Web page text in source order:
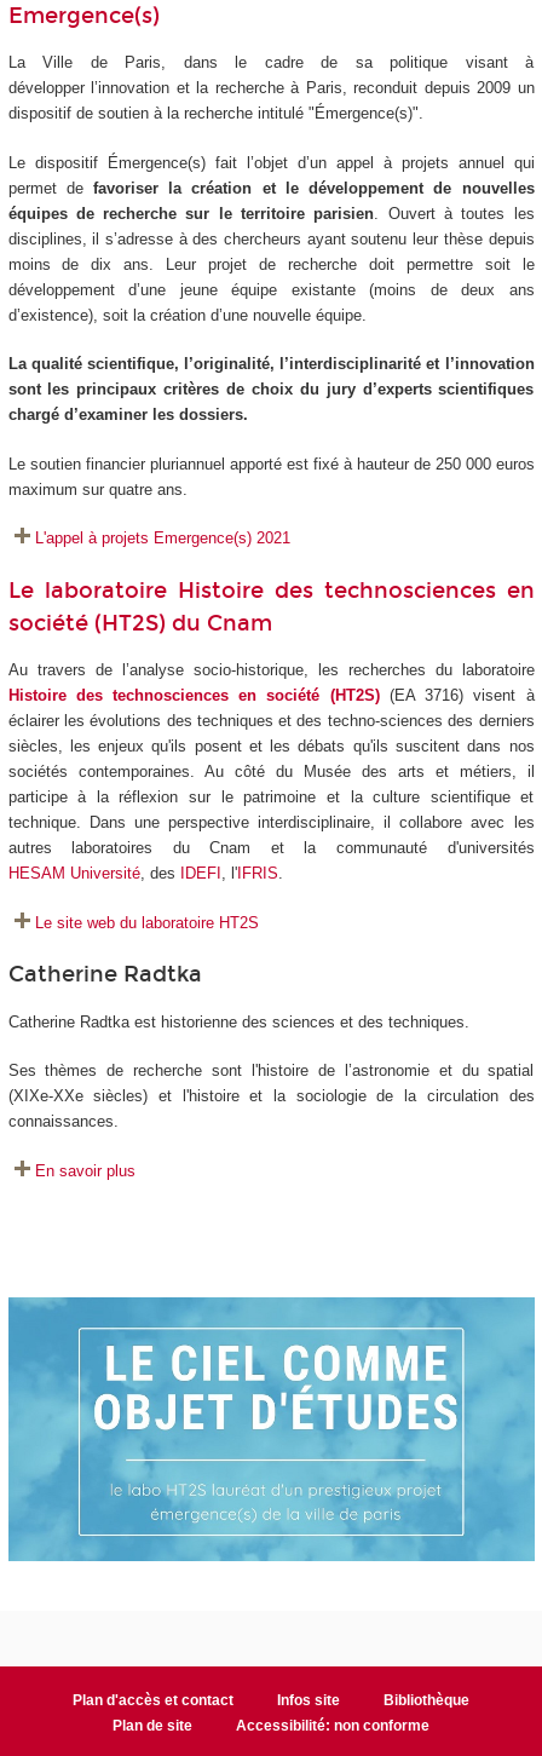
Emergence(s)
La Ville de Paris, dans le cadre de sa politique visant à
développer l’innovation et la recherche à Paris, reconduit depuis 2009 un
dispositif de soutien à la recherche intitulé "Émergence(s)".
Le dispositif Émergence(s) fait l’objet d’un appel à projets annuel qui
permet de favoriser la création et le développement de nouvelles
équipes de recherche sur le territoire parisien . Ouvert à toutes les
disciplines, il s’adresse à des chercheurs ayant soutenu leur thèse depuis
moins de dix ans. Leur projet de recherche doit permettre soit le
développement d’une jeune équipe existante (moins de deux ans
d’existence), soit la création d’une nouvelle équipe.
La qualité scientifique, l’originalité, l’interdisciplinarité et l’innovation
sont les principaux critères de choix du jury d’experts scientifiques
chargé d’examiner les dossiers.
Le soutien financier pluriannuel apporté est fixé à hauteur de 250 000 euros
maximum sur quatre ans.
L'appel à projets Emergence(s) 2021
Le laboratoire Histoire des technosciences en
société (HT2S) du Cnam
Au travers de l’analyse socio-historique, les recherches du laboratoire
Histoire des technosciences en société (HT2S)(EA 3716) visent à
éclairer les évolutions des techniques et des techno-sciences des derniers
siècles, les enjeux qu'ils posent et les débats qu'ils suscitent dans nos
sociétés contemporaines. Au côté du Musée des arts et métiers, il
participe à la réflexion sur le patrimoine et la culture scientifique et
technique. Dans une perspective interdisciplinaire, il collabore avec les
autres laboratoires du Cnam et la communauté d'universités
HESAM Université, des IDEFI , l'IFRIS.
Le site web du laboratoire HT2S
Catherine Radtka
Catherine Radtka est historienne des sciences et des techniques.
Ses thèmes de recherche sont l'histoire de l’astronomie et du spatial
(XIXe-XXe siècles) et l'histoire et la sociologie de la circulation des
connaissances.
En savoir plus
Plan d'accès et contact Infos site
Bibliothèque
Plan de site
Accessibilité: non conforme